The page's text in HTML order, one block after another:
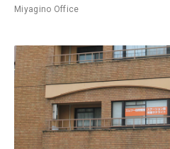
Miyagino Office